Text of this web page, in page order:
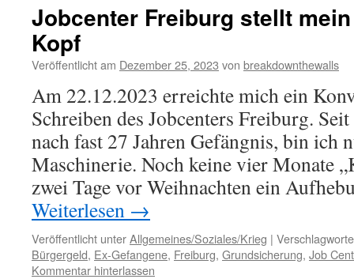
Jobcenter Freiburg stellt
Kopf
Veröffentlicht am Dezember 25, 2023 von breakdownthewalls
Am 22.12.2023 erreichte mich ein
Schreiben des Jobcenters Freiburg.
nach fast 27 Jahren Gefängnis, bin ich
Maschinerie. Noch keine vier Monate
zwei Tage vor Weihnachten ein
Weiterlesen →
Veröffentlicht unterAllgemeines/Soziales/Krieg |
Bürgergeld, Ex-Gefangene, Freiburg, Grundsicherung, Job
Kommentar hinterlassen